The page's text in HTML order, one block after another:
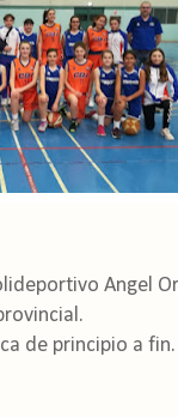
Angel
de principio a